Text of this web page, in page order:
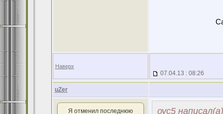
Наверх
07.04.13 : 08:26
uZer
Я отменил последнюю оус5 написал(а)